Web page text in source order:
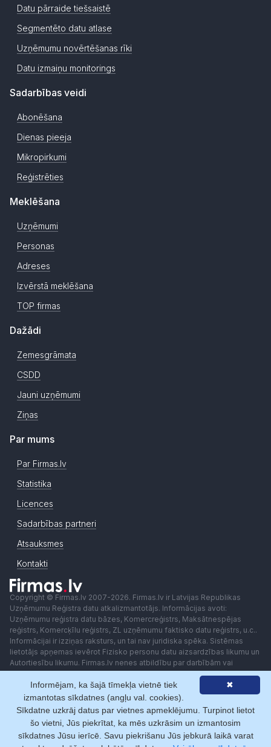
Datu pārraide tiešsaistē
Segmentēto datu atlase
Uzņēmumu novērtēšanas rīki
Datu izmaiņu monitorings
Sadarbības veidi
Abonēšana
Dienas pieeja
Mikropirkumi
Reģistrēties
Meklēšana
Uzņēmumi
Personas
Adreses
Izvērstā meklēšana
TOP firmas
Dažādi
Zemesgrāmata
CSDD
Jauni uzņēmumi
Ziņas
Par mums
Par Firmas.lv
Statistika
Licences
Sadarbības partneri
Atsauksmes
Kontakti
Copyright © Firmas.lv 2007-2026. Firmas.lv ir Latvijas Republikas
Uzņēmumu Reģistra datu atkalizmantotājs. Informācijas avoti:
Uzņēmumu reģistra datu bāzes, Komercreģistrs, Maksātnespējas
reģistrs, Komercķīlu reģistrs, ZL uzņēmumu faktisko datu reģistrs, u.c..
Informācijai ir izziņas raksturs, un tai nav juridiska spēka. Sistēmas
lietotājs apņemas ievērot Fizisko personu datu aizsardzības likumu un
Autortiesību likumu. Firmas.lv nenes atbildību par darbībām vai
lēmumiem, kas balstīti uz saņemto pakalpojumu. Lietotājam aizliegts
izmantot jebkādas automatizētas sistēmas vai iekārtas (robotus)
piekļuvei sistēmai bez rakstiskas saskaņošanas ar Firmas.lv. Galvenā
redaktore: Ingūna Pempere.
Lietošanas noteikumi
Privātuma politika Norēķini ar
✖
Informējam, ka šajā tīmekļa vietnē tiek
izmantotas sīkdatnes (angļu val. cookies).
Sīkdatne uzkrāj datus par vietnes apmeklējumu. Turpinot lietot
šo vietni, Jūs piekrītat, ka mēs uzkrāsim un izmantosim
sīkdatnes Jūsu ierīcē. Savu piekrišanu Jūs jebkurā laikā varat